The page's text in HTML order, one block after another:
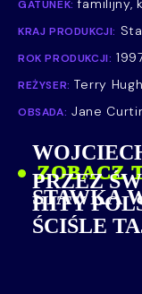
GATUNEK: familijny,
KRAJ PRODUKCJI:
ROK PRODUKCJI:
REŻYSER: Terry
OBSADA: Jane
ZOBACZ
PRZEZ
HITY
STAWKA
ŚCIŚLE